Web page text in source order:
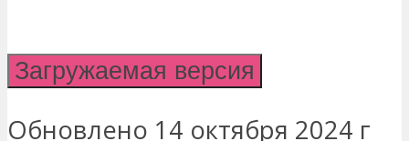
Загружаемая версия
Обновлено 14 октября 2024 г